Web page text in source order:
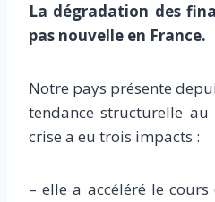
La dégradation des
pas nouvelle en France.
Notre pays présente
tendance structurelle
crise a eu trois impacts :
– elle a accéléré le